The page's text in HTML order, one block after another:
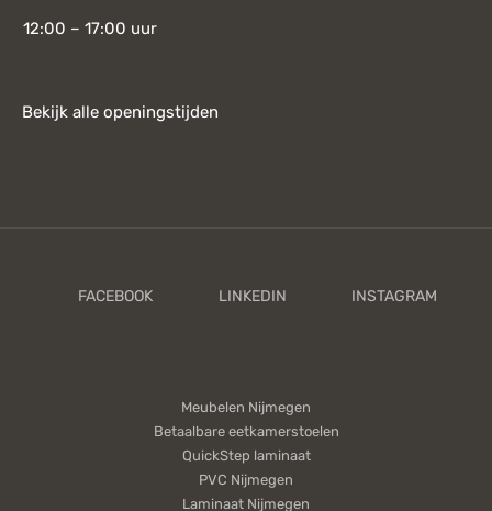
12:00 – 17:00 uur
Bekijk alle openingstijden
Meubelen Nijmegen
Betaalbare eetkamerstoelen
QuickStep laminaat
PVC Nijmegen
Laminaat Nijmegen